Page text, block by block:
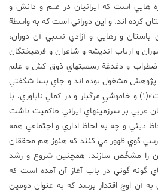
از دوره هايي است كه ايرانيان در علم و دانش و
كرده اند. و اين دوراني است كه به واسطة
باستان و رهايي و آزادي نسبي آن دوران،
و ارباب انديشه و شاعران و فرهيختگان
و دغدغة رسميتهاي ذوق كش و علم
و پژوهش مشغول بوده اند و جاي بسا شگفتي
است كه پس از «دو قرن سكوت»(1) و خاموشيِ مرگبار و در كمالِ ناباوري، با
عربي بر سرزمينهاي ايراني حاكميت داشت
ديني و چه به لحاظ اداري و اجتماعي همه
پارسي گوي ظهور مي كنند كه هنوز هم محققان
آن را مشخّص سازند. همچنين شروع و رشد
گونه گوني در باب آغاز آن آمده است كه
آن اوج اقتدار برسد كه به عنوان دومين